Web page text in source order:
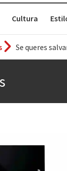
Cultura
Se queres
Tem que
Contardo
Os causos de
Voto